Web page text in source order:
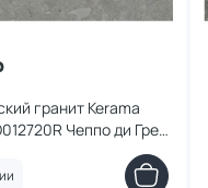
гранит Kerama
Чеппо ди Гре
матовый обрезной